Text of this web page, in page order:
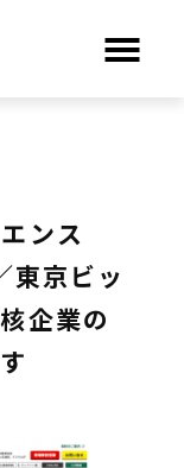
ンス
京ビッ
企業の